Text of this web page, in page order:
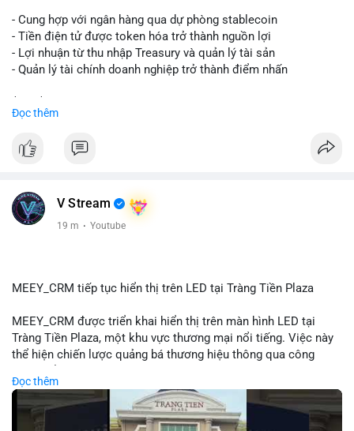
- Cung hợp với ngân hàng qua dự phòng stablecoin
- Tiền điện tử được token hóa trở thành nguồn lợi
- Lợi nhuận từ thu nhập Treasury và quản lý tài sản
- Quản lý tài chính doanh nghiệp trở thành điểm nhấn
Đọc thêm
V Stream
19 m · Youtube
MEEY_CRM tiếp tục hiển thị trên LED tại Tràng Tiền Plaza
MEEY_CRM được triển khai hiển thị trên màn hình LED tại
Tràng Tiền Plaza, một khu vực thương mại nổi tiếng. Việc này
thể hiện chiến lược quảng bá thương hiệu thông qua công
lớn hàng ngày, giúp tăng cường nhận diện thương hiệu
MEEY_CRM. Mô hình này kết hợp công nghệ LED với việc đặt
sản tại điểm giao thông quan trọng.
Đọc thêm